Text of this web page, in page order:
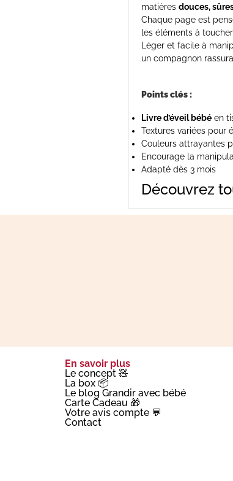
matières douces,
Chaque page est
les éléments à
Léger et facile à
un compagnon
Points clés :
Livre d’éveil bébé en
Textures variées pour
Couleurs attrayantes
Encourage la
Adapté dès 3 mois
Découvrez
En savoir plus
Le concept 🧸
La box 📦
Le blog Grandir avec bébé
Carte Cadeau 🎁
Votre avis compte 💬
Contact